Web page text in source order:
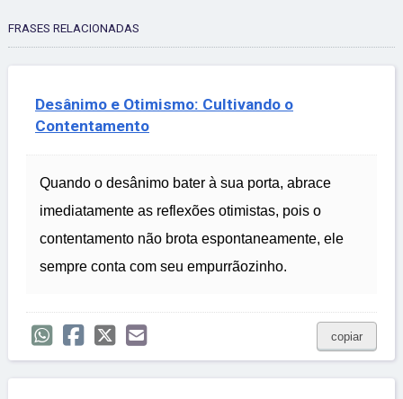
FRASES RELACIONADAS
Desânimo e Otimismo: Cultivando o
Contentamento
Quando o desânimo bater à sua porta, abrace
imediatamente as reflexões otimistas, pois o
contentamento não brota espontaneamente, ele
sempre conta com seu empurrãozinho.
copiar